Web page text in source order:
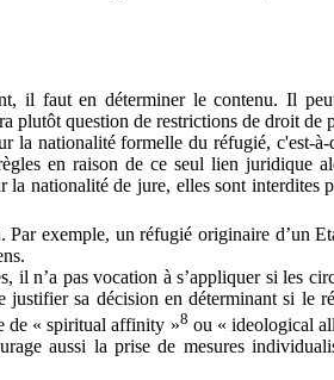
il faut en déterminer le contenu. Il
plutôt question de restrictions de droit de
la nationalité formelle du réfugié, c'est-
en raison de ce seul lien juridique
nationalité de jure, elles sont interdites
exemple, un réfugié originaire d’un
il n’a pas vocation à s’appliquer si les
sa décision en déterminant si le
de « spiritual affinity »8 ou « ideological
aussi la prise de mesures